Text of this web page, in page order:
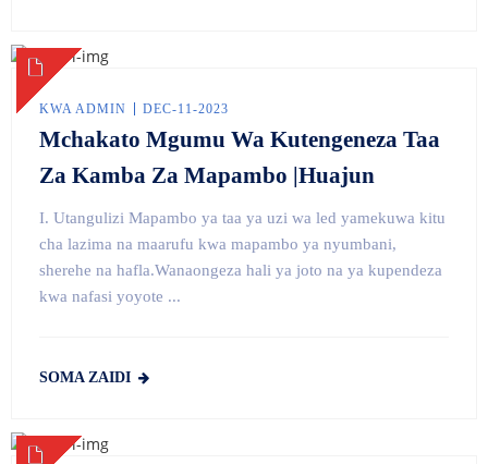
KWA ADMIN DEC-11-2023
Mchakato Mgumu Wa Kutengeneza Taa
Za Kamba Za Mapambo |Huajun
I. Utangulizi Mapambo ya taa ya uzi wa led yamekuwa kitu
cha lazima na maarufu kwa mapambo ya nyumbani,
sherehe na hafla.Wanaongeza hali ya joto na ya kupendeza
kwa nafasi yoyote ...
SOMA ZAIDI